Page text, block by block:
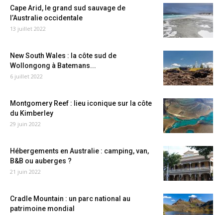
Cape Arid, le grand sud sauvage de
l’Australie occidentale
13 juillet 2022
New South Wales : la côte sud de
Wollongong à Batemans...
6 juillet 2022
Montgomery Reef : lieu iconique sur la côte
du Kimberley
29 juin 2022
Hébergements en Australie : camping, van,
B&B ou auberges ?
21 juin 2022
Cradle Mountain : un parc national au
patrimoine mondial